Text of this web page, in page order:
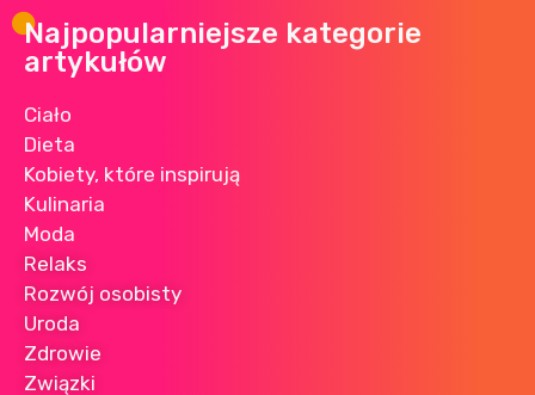
Najpopularniejsze kategorie
artykułów
Ciało
Dieta
Kobiety, które inspirują
Kulinaria
Moda
Relaks
Rozwój osobisty
Uroda
Zdrowie
Związki